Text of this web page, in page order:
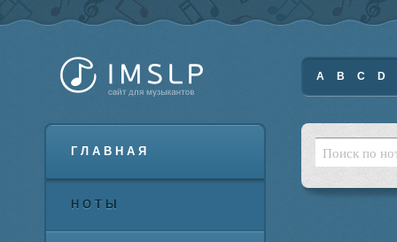
ГЛАВНАЯ
НОТЫ
A B C D